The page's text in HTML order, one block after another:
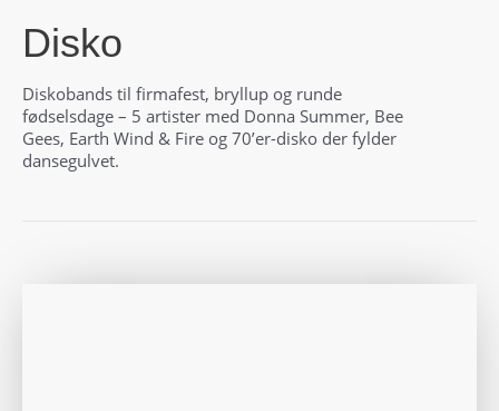
Disko
Diskobands til firmafest, bryllup og runde
fødselsdage – 5 artister med Donna Summer, Bee
Gees, Earth Wind & Fire og 70’er-disko der fylder
dansegulvet.